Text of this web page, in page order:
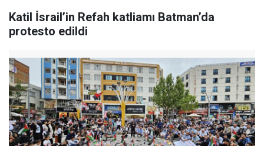
Katil İsrail’in Refah katliamı Batman’da
protesto edildi